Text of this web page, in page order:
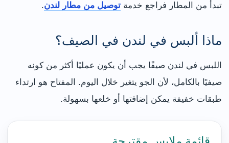
تبدأ من المطار فراجع خدمة توصيل من مطار لندن.
ماذا ألبس في لندن في الصيف؟
اللبس في لندن صيفًا يجب أن يكون عمليًا أكثر من كونه
صيفيًا بالكامل، لأن الجو يتغير خلال اليوم. المفتاح هو ارتداء
طبقات خفيفة يمكن إضافتها أو خلعها بسهولة.